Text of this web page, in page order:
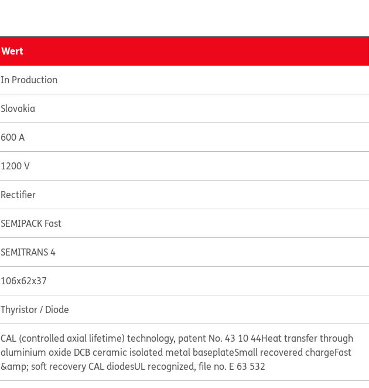
Wert
In Production
Slovakia
600 A
1200 V
Rectifier
SEMIPACK Fast
SEMITRANS 4
106x62x37
Thyristor / Diode
CAL (controlled axial lifetime) technology, patent No. 43 10 44Heat transfer through
aluminium oxide DCB ceramic isolated metal baseplateSmall recovered chargeFast
&amp; soft recovery CAL diodesUL recognized, file no. E 63 532